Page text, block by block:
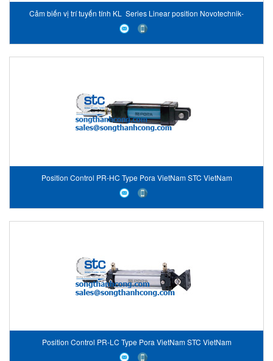
Cảm biến vị trí tuyến tính KL Series Linear position Novotechnik-
Vietnam
Position Control PR-HC Type Pora VietNam STC VietNam
Position Control PR-LC Type Pora VietNam STC VietNam